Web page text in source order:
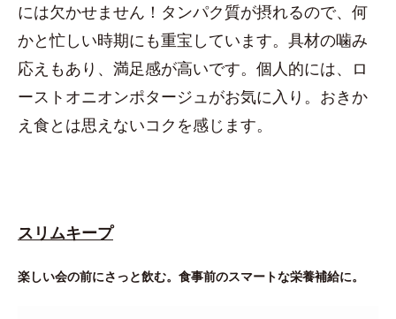
には欠かせません！タンパク質が摂れるので、何
かと忙しい時期にも重宝しています。具材の噛み
応えもあり、満足感が高いです。個人的には、ロ
ーストオニオンポタージュがお気に入り。おきか
え食とは思えないコクを感じます。
スリムキープ
楽しい会の前にさっと飲む。食事前のスマートな栄養補給に。